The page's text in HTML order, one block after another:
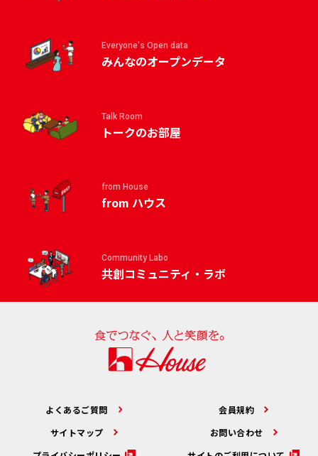
Everyone's Open data
みんなのオープンデータ
Talk Room
トークのお部屋
from House
from ハウス
Community Labo
共創コミュニティ・ラボ
よくあるご質問
会員規約
サイトマップ
お問い合わせ